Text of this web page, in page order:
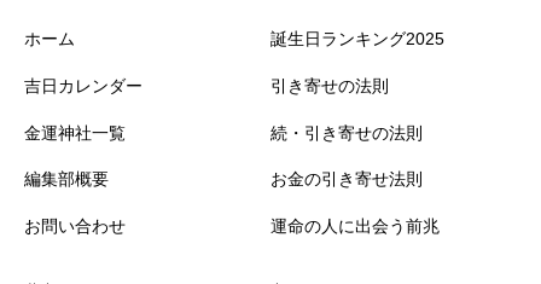
ホーム
吉日カレンダー
金運神社一覧
編集部概要
お問い合わせ
誕生日ランキング2025
引き寄せの法則
続・引き寄せの法則
お金の引き寄せ法則
運命の人に出会う前兆